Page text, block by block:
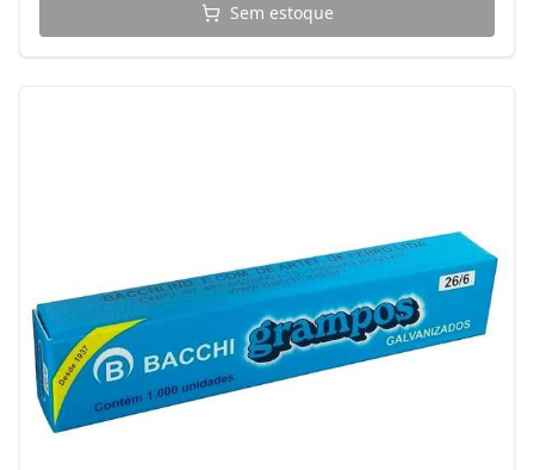
Sem estoque